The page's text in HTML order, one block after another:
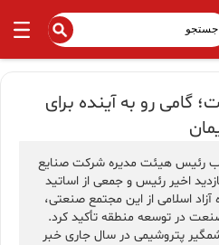
گامی رو به آینده برای
رئیس هیئت مدیره شرکت صنایع
اخیر رئیس و جمعی از اساتید
اسلامی از این مجتمع صنعتی،
در توسعه منطقه تأکید کرد.
پتروشیمی در سال جاری خبر